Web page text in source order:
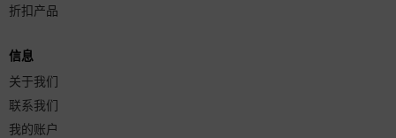
折扣产品
信息
关于我们
联系我们
我的账户